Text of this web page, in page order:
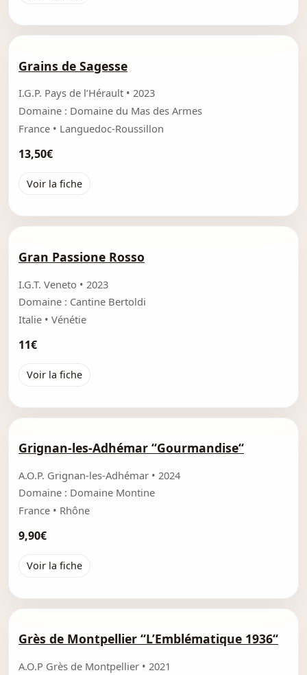
Grains de Sagesse
I.G.P. Pays de l’Hérault • 2023
Domaine : Domaine du Mas des Armes
France • Languedoc-Roussillon
13,50€
Voir la fiche
Gran Passione Rosso
I.G.T. Veneto • 2023
Domaine : Cantine Bertoldi
Italie • Vénétie
11€
Voir la fiche
Grignan-les-Adhémar “Gourmandise“
A.O.P. Grignan-les-Adhémar • 2024
Domaine : Domaine Montine
France • Rhône
9,90€
Voir la fiche
Grès de Montpellier “L’Emblématique 1936“
A.O.P Grès de Montpellier • 2021